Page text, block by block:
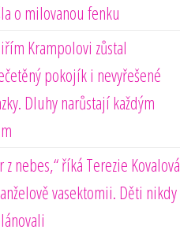
o milovanou fenku
Krampolovi zůstal
pokojík i nevyřešené
Dluhy narůstají každým
z nebes,“ říká Terezie Kovalová
vasektomii. Děti nikdy